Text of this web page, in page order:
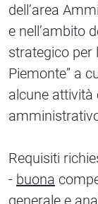
dell’area
e nell’ambito
strategico per
Piemonte” a
alcune attività
Requisiti
- buona
generale e